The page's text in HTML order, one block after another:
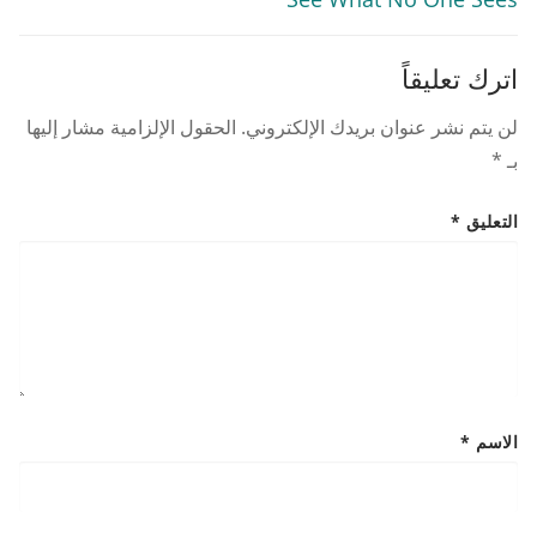
اترك تعليقاً
لن يتم نشر عنوان بريدك الإلكتروني. الحقول الإلزامية مشار إليها
بـ*
التعليق *
الاسم *